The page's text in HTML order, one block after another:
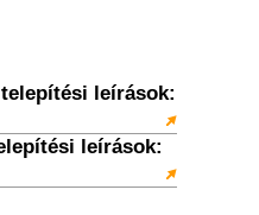
leírások:
leírások: